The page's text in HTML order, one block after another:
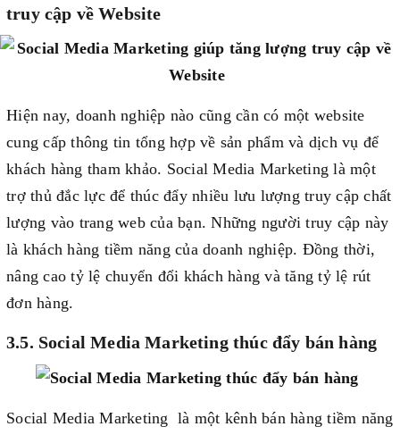
truy cập về Website
Hiện nay, doanh nghiệp nào cũng cần có một website
cung cấp thông tin tổng hợp về sản phẩm và dịch vụ để
khách hàng tham khảo. Social Media Marketing là một
trợ thủ đắc lực để thúc đẩy nhiều lưu lượng truy cập chất
lượng vào trang web của bạn. Những người truy cập này
là khách hàng tiềm năng của doanh nghiệp. Đồng thời,
nâng cao tỷ lệ chuyển đổi khách hàng và tăng tỷ lệ rút
đơn hàng.
3.5. Social Media Marketing thúc đẩy bán hàng
Social Media Marketing là một kênh bán hàng tiềm năng